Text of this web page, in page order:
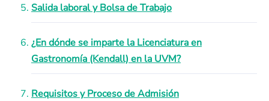
Salida laboral y Bolsa de Trabajo
¿En dónde se imparte la Licenciatura en
Gastronomía (Kendall) en la UVM?
Requisitos y Proceso de Admisión